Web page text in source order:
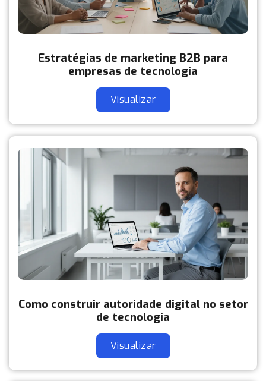
Estratégias de marketing B2B para
empresas de tecnologia
Visualizar
Como construir autoridade digital no setor
de tecnologia
Visualizar